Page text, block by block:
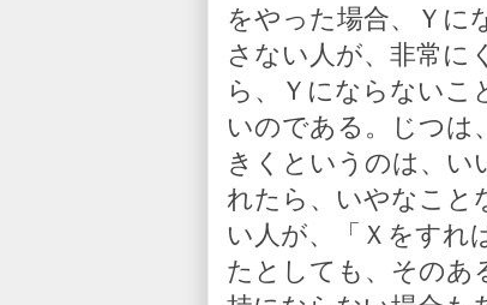
をやった場合、Ｙに
さない人が、非常に
ら、Ｙにならないこ
いのである。じつは
きくというのは、い
れたら、いやなこと
い人が、「Ｘをすれ
たとしても、そのあ